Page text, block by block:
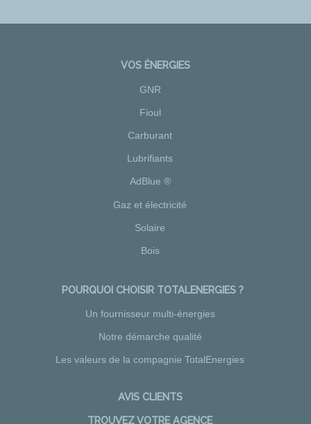
VOS ÉNERGIES
GNR
Fioul
Carburant
Lubrifiants
AdBlue ®
Gaz et électricité
Solaire
Bois
POURQUOI CHOISIR TOTALENERGIES ?
Un fournisseur multi-énergies
Notre démarche qualité
Les valeurs de la compagnie TotalEnergies
AVIS CLIENTS
TROUVEZ VOTRE AGENCE